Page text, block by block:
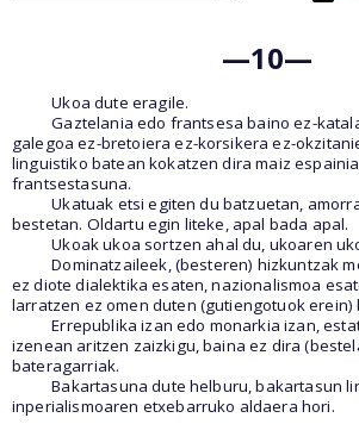
—10—
Ukoa dute eragile.
Gaztelania edo frantsesa baino ez-
galegoa ez-bretoiera ez-korsikera ez-
linguistiko batean kokatzen dira maiz
frantsestasuna.
Ukatuak etsi egiten du batzuetan,
bestetan. Oldartu egin liteke, apal bada apal.
Ukoak ukoa sortzen ahal du, ukoaren
Dominatzaileek, (besteren) hizkuntzak
ez diote dialektika esaten, nazionalismoa
larratzen ez omen duten (gutiengotuok erein)
Errepublika izan edo monarkia izan,
izenean aritzen zaizkigu, baina ez dira
bateragarriak.
Bakartasuna dute helburu, bakartasun
inperialismoaren etxebarruko aldaera hori.